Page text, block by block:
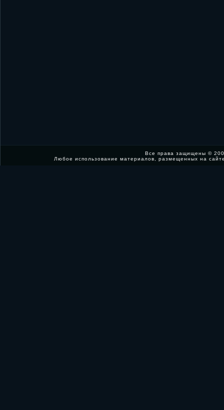
Все права защищены ©
Любое использование материалов, размещенных на